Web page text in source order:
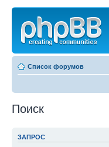
Список форумов
Поиск
ЗАПРОС